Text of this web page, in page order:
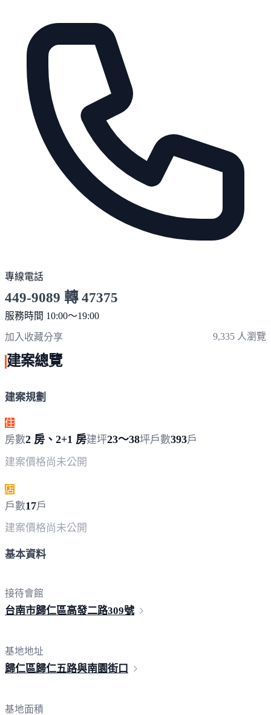
專線電話
449-9089 轉 47375
服務時間 10:00～19:00
加入收藏分享 9,335 人瀏覽
建案總覽
建案規劃
住
房數2 房、2+1 房建坪23～38坪戶數393戶
建案價格尚未公開
店
戶數17戶
建案價格尚未公開
基本資料
接待會館
台南市歸仁區高發二路309號
基地地址
歸仁區歸仁五路與南園街口
基地面積